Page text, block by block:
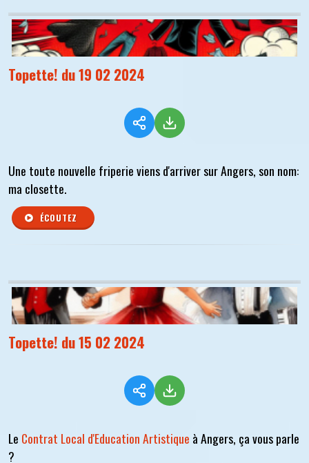
Topette! du 19 02 2024
Une toute nouvelle friperie viens d'arriver sur Angers, son nom:
ma closette.
ÉCOUTEZ
Topette! du 15 02 2024
Le Contrat Local d'Education Artistique à Angers, ça vous parle
?